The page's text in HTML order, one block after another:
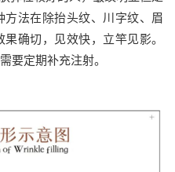
法在除抬头纹、川字纹、眉
确切，见效快，立竿见影。
要定期补充注射。